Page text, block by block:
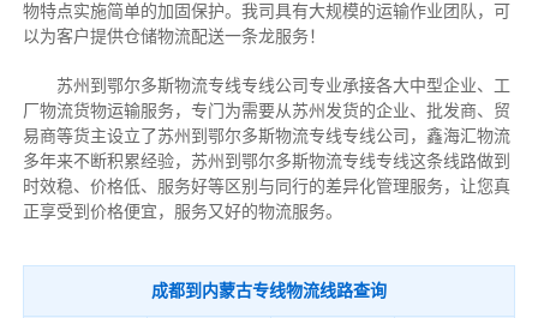
物特点实施简单的加固保护。我司具有大规模的运输作业团队，可
以为客户提供仓储物流配送一条龙服务！
苏州到鄂尔多斯物流专线专线公司专业承接各大中型企业、工
厂物流货物运输服务，专门为需要从苏州发货的企业、批发商、贸
易商等货主设立了苏州到鄂尔多斯物流专线专线公司，鑫海汇物流
多年来不断积累经验，苏州到鄂尔多斯物流专线专线这条线路做到
时效稳、价格低、服务好等区别与同行的差异化管理服务，让您真
正享受到价格便宜，服务又好的物流服务。
成都到内蒙古专线物流线路查询